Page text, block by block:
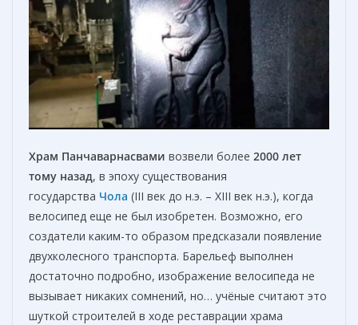
Храм Панчаварнасвами возвели более 2000 лет
тому назад, в эпоху существования
государства Чола (III век до н.э. – XIII век н.э.), когда
велосипед еще не был изобретен. Возможно, его
создатели каким-то образом предсказали появление
двухколесного транспорта. Барельеф выполнен
достаточно подробно, изображение велосипеда не
вызывает никаких сомнений, но… учёные считают это
шуткой строителей в ходе реставрации храма